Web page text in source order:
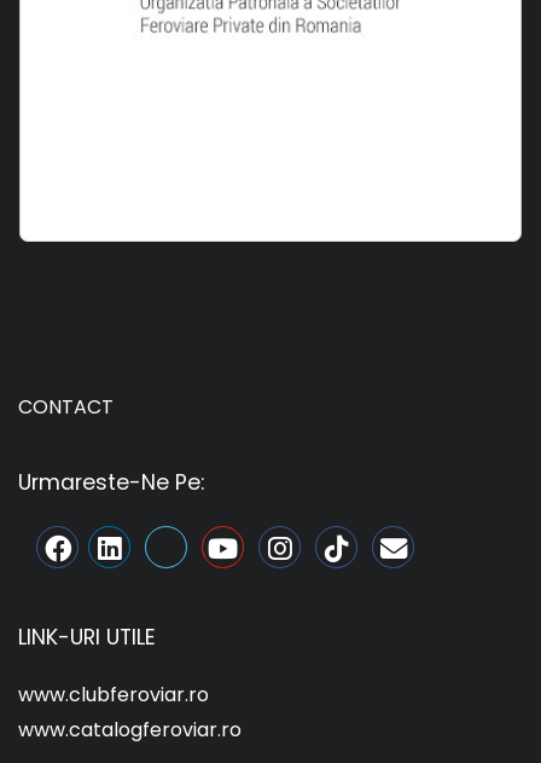
CONTACT
Urmareste-Ne Pe:
LINK-URI UTILE
www.clubferoviar.ro
www.catalogferoviar.ro